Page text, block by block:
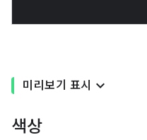
미리보기 표시
색상